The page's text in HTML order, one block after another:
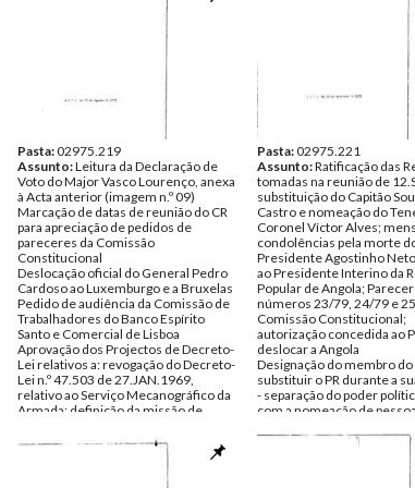
Sexta, 13 de Julho de
Página(s):
condições especiais de
o cálculo das Pensões de
Reforma os anos de
Preparatórios Militares nas
Universidades em regime
externato
Informação do PR sobre a
concedida aos
FORD
Análise da Situação Militar
respeitante ao acidente de
Margarida
Data:Quarta, 1 de Agosto
Fundo:DJB - Documentos
Manuel Barroso
Tipo Documental:ACTAS
Página(s):5
Pasta:02975.219
Assunto:Leitura da Declaração de
Voto do Major Vasco Lourenço, anexa
à Acta anterior (imagem n.º 09)
Marcação de datas de reunião do CR
para apreciação de pedidos de
pareceres da Comissão
Constitucional
Deslocação oficial do General Pedro
Cardoso ao Luxemburgo e a Bruxelas
Pedido de audiência da Comissão de
Trabalhadores do Banco Espírito
Santo e Comercial de Lisboa
Aprovação dos Projectos de Decreto-
Lei relativos a: revogação do Decreto-
Lei n.º 47.503 de 27.JAN.1969,
relativo ao Serviço Mecanográfico da
Armada; definição da missão de
Financeiros, no âmbito da Armada;
aditamento dos números 5 e 6 ao
Art.º 5.º do Decreto-Lei n.º 316-A/76
Pasta:02975.221
Assunto:Ratificação das
tomadas na reunião de
substituição do Capitão
Castro e nomeação do
Coronel Víctor Alves;
condolências pela morte
Presidente Agostinho
ao Presidente Interino da
Popular de Angola;
números 23/79, 24/79 e
Comissão Constitucional;
autorização concedida ao
deslocar a Angola
Designação do membro do
substituir o PR durante a
- separação do poder
com a nomeação de
(impacto na opinião pública)
Votação de Propostas de
de vários conselheiros (por